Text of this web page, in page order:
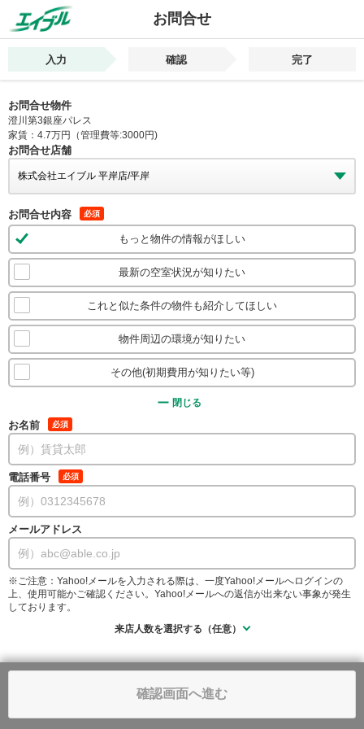
お問合せ
入力 確認 完了
お問合せ物件
澄川第3銀座パレス
家賃：4.7万円（管理費等:3000円)
お問合せ店舗
お問合せ内容 必須
もっと物件の情報がほしい
最新の空室状況が知りたい
これと似た条件の物件も紹介してほしい
物件周辺の環境が知りたい
その他(初期費用が知りたい等)
閉じる
お名前 必須
電話番号 必須
メールアドレス
※ご注意：Yahoo!メールを入力される際は、一度Yahoo!メールへログインの
上、使用可能かご確認ください。Yahoo!メールへの返信が出来ない事象が発生
しております。
来店人数を選択する（任意）
確認画面へ進む